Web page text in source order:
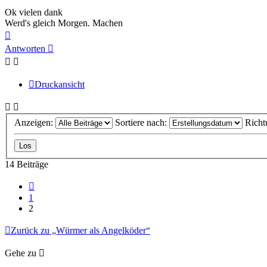
Ok vielen dank
Werd's gleich Morgen. Machen
oben
Antworten
Druckansicht
Anzeigen: Sortiere nach:
14 Beiträge
1
2
Zurück zu „Würmer als Angelköder“
Gehe zu